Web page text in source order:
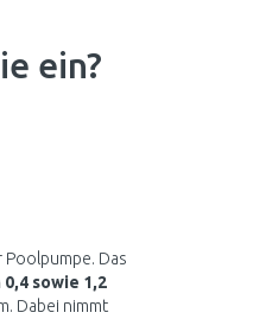
ein?
Das
sowie 1,2
Dabei nimmt